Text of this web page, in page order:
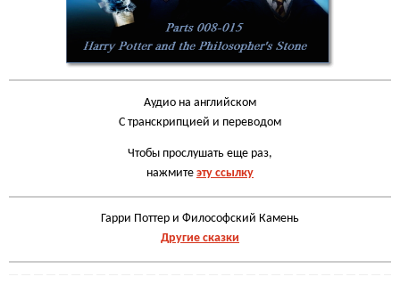
Аудио на английском
С транскрипцией и переводом
Чтобы прослушать еще раз,
нажмите эту ссылку
Гарри Поттер и Философский Камень
Другие сказки